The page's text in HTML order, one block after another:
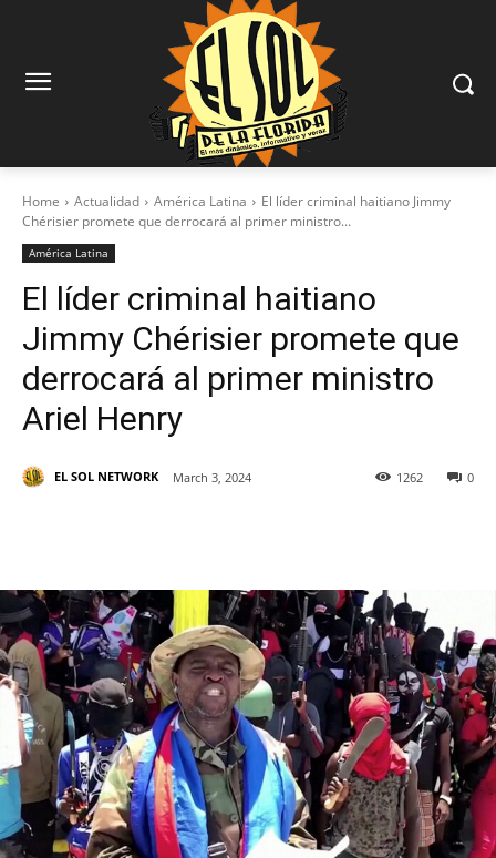
Home Actualidad América Latina
El líder criminal haitiano Jimmy
Chérisier promete que derrocará al primer ministro...
América Latina
El líder criminal haitiano
Jimmy Chérisier promete que
derrocará al primer ministro
Ariel Henry
EL SOL NETWORK March 3, 2024 0
1262